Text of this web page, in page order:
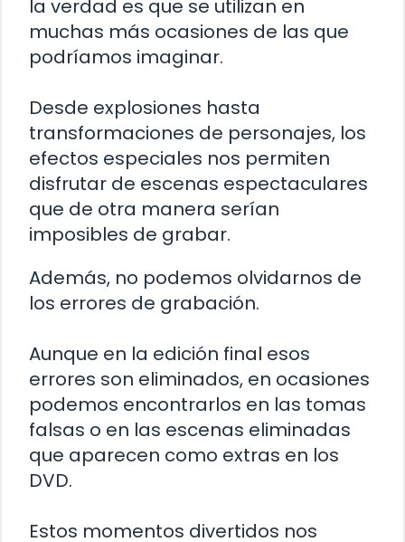
la verdad es que se utilizan en
muchas más ocasiones de las que
podríamos imaginar.
Desde explosiones hasta
transformaciones de personajes, los
efectos especiales nos permiten
disfrutar de escenas espectaculares
que de otra manera serían
imposibles de grabar.
Además, no podemos olvidarnos de
los errores de grabación.
Aunque en la edición final esos
errores son eliminados, en ocasiones
podemos encontrarlos en las tomas
falsas o en las escenas eliminadas
que aparecen como extras en los
DVD.
Estos momentos divertidos nos